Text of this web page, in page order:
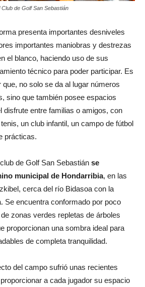
de Golf San Sebastián
presenta importantes desniveles
importantes maniobras y destrezas
el blanco, haciendo uso de sus
técnico para poder participar. Es
no solo se da al lugar números
sino que también posee espacios
disfrute entre familias o amigos, con
un club infantil, un campo de fútbol
prácticas.
de Golf San Sebastián se
municipal de Hondarribia, en las
cerca del río Bidasoa con la
Se encuentra conformado por poco
zonas verdes repletas de árboles
proporcionan una sombra ideal para
de completa tranquilidad.
del campo sufrió unas recientes
a cada jugador su espacio